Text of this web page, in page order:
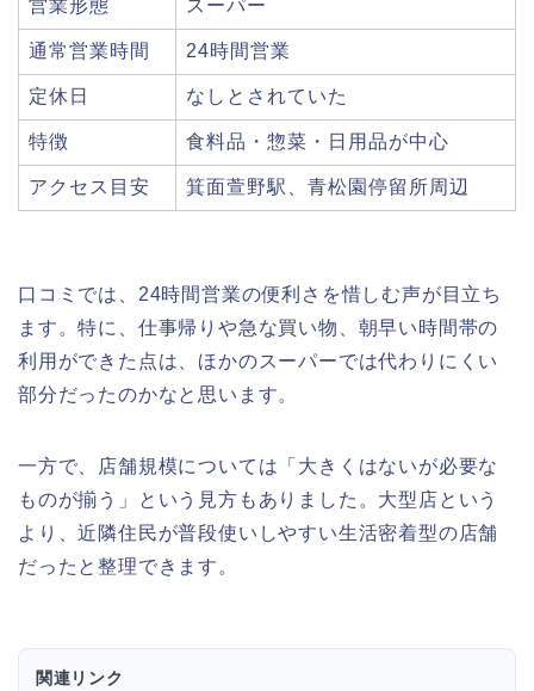
営業形態 スーパー
通常営業時間 24時間営業
定休日 なしとされていた
特徴 食料品・惣菜・日用品が中心
アクセス目安 箕面萱野駅、青松園停留所周辺
口コミでは、24時間営業の便利さを惜しむ声が目立ち
ます。特に、仕事帰りや急な買い物、朝早い時間帯の
利用ができた点は、ほかのスーパーでは代わりにくい
部分だったのかなと思います。
一方で、店舗規模については「大きくはないが必要な
ものが揃う」という見方もありました。大型店という
より、近隣住民が普段使いしやすい生活密着型の店舗
だったと整理できます。
関連リンク